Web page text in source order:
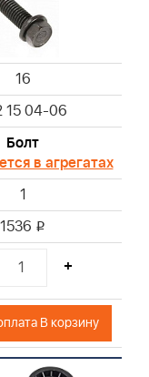
16
15 04-06
Болт
в агрегатах
1
1536 i
+
В корзину